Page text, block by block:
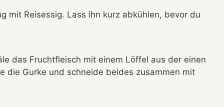
mit Reisessig. Lass ihn kurz abkühlen, bevor du
das Fruchtfleisch mit einem Löffel aus der einen
die Gurke und schneide beides zusammen mit